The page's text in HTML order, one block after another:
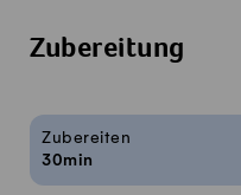
Zubereitung
Rezeptinfos
Zubereiten
30min